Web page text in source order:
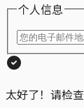
个人信息
太好了！请检